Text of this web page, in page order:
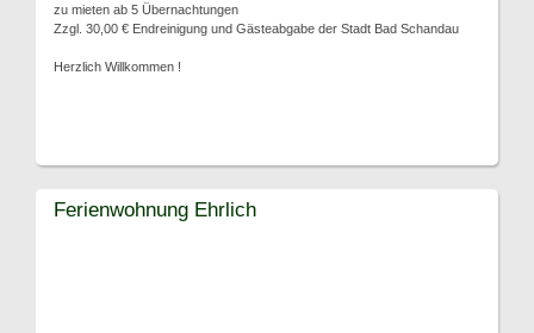
zu mieten ab 5 Übernachtungen
Zzgl. 30,00 € Endreinigung und Gästeabgabe der Stadt Bad Schandau
Herzlich Willkommen !
Ferienwohnung Ehrlich